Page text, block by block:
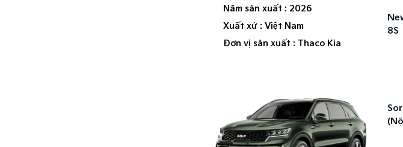
Năm sản xuất : 2026
Xuất xứ : Việt Nam
Đơn vị sản xuất : Thaco Kia
8S